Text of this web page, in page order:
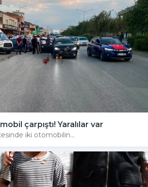
çarpıştı! Yaralılar var
iki otomobilin...